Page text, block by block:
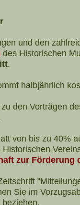
und den
des Historischen
.
halbjährlich
den Vorträgen
von bis zu 40%
zur Förderung
Sie im